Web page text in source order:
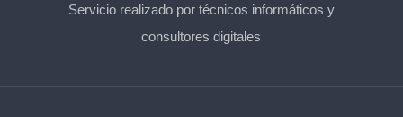
Servicio realizado por técnicos informáticos y
consultores digitales